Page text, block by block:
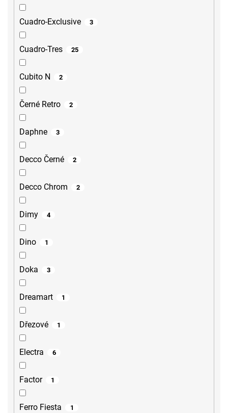
Cuadro-Exclusive 3
Cuadro-Tres 25
Cubito N 2
Černé Retro 2
Daphne 3
Decco Černé 2
Decco Chrom 2
Dimy 4
Dino 1
Doka 3
Dreamart 1
Dřezové 1
Electra 6
Factor 1
Ferro Fiesta 1